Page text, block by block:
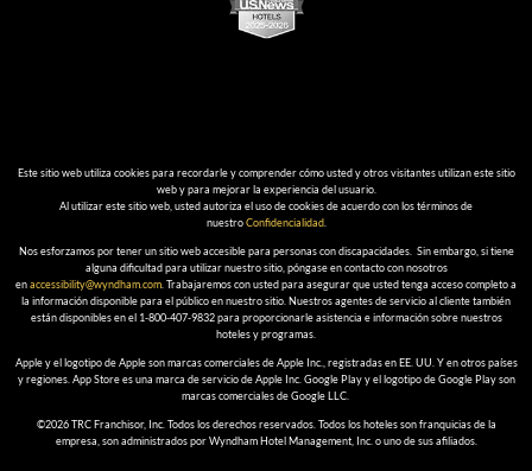
Este sitio web utiliza cookies para recordarle y comprender cómo usted y otros visitantes utilizan este sitio
web y para mejorar la experiencia del usuario.
Al utilizar este sitio web, usted autoriza el uso de cookies de acuerdo con los términos de
nuestroConfidencialidad.
Nos esforzamos por tener un sitio web accesible para personas con discapacidades. Sin embargo, si tiene
alguna dificultad para utilizar nuestro sitio, póngase en contacto con nosotros
enaccessibility@wyndham.com. Trabajaremos con usted para asegurar que usted tenga acceso completo a
la información disponible para el público en nuestro sitio. Nuestros agentes de servicio al cliente también
están disponibles en el 1-800-407-9832 para proporcionarle asistencia e información sobre nuestros
hoteles y programas.
Apple y el logotipo de Apple son marcas comerciales de Apple Inc., registradas en EE. UU. Y en otros países
y regiones. App Store es una marca de servicio de Apple Inc. Google Play y el logotipo de Google Play son
marcas comerciales de Google LLC.
©2026 TRC Franchisor, Inc. Todos los derechos reservados. Todos los hoteles son franquicias de la
empresa, son administrados por Wyndham Hotel Management, Inc. o uno de sus afiliados.